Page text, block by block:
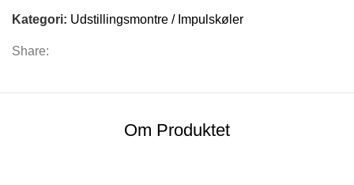
Kategori: Udstillingsmontre / Impulskøler
Share:
Om Produktet